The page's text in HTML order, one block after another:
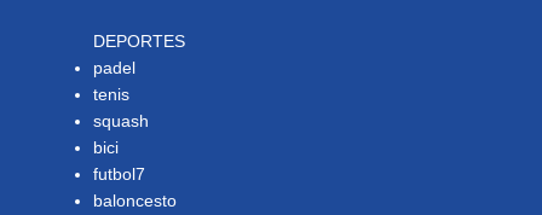
DEPORTES
padel
tenis
squash
bici
futbol7
baloncesto